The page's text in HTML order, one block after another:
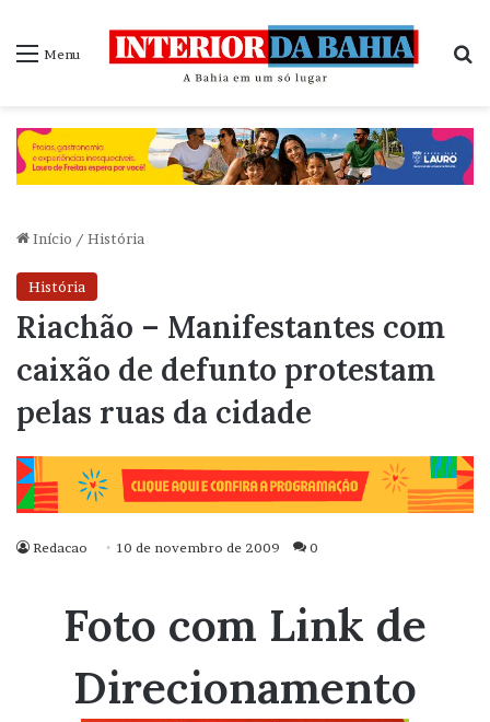
Menu
Início / História
História
Riachão – Manifestantes com
caixão de defunto protestam
pelas ruas da cidade
Redacao 10 de novembro de 2009 0
Foto com Link de
Direcionamento